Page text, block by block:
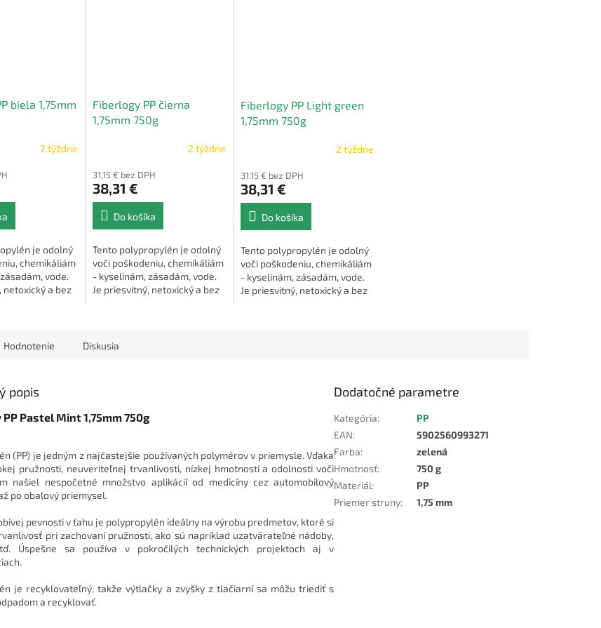
biela 1,75mm
2 týždne
je odolný
chemikáliám
vode.
netoxický a bez
Fiberlogy PP čierna
1,75mm 750g
2 týždne
31,15 € bez DPH
38,31 €
Do košíka
Tento polypropylén je odolný
voči poškodeniu, chemikáliám
- kyselinám, zásadám, vode.
Je priesvitný, netoxický a bez
Fiberlogy PP Light green
1,75mm 750g
2 týždne
31,15 € bez DPH
38,31 €
Do košíka
Tento polypropylén je odolný
voči poškodeniu, chemikáliám
- kyselinám, zásadám, vode.
Je priesvitný, netoxický a bez
Hodnotenie Diskusia
popis
Pastel Mint 1,75mm 750g
(PP) je jedným z najčastejšie používaných polymérov v priemysle. Vďaka
pružnosti, neuveriteľnej trvanlivosti, nízkej hmotnosti a odolnosti voči
našiel nespočetné množstvo aplikácií od medicíny cez automobilový
po obalový priemysel.
pevnosti v ťahu je polypropylén ideálny na výrobu predmetov, ktoré si
pri zachovaní pružnosti, ako sú napríklad uzatvárateľné nádoby,
Úspešne sa používa v pokročilých technických projektoch aj v
je recyklovateľný, takže výtlačky a zvyšky z tlačiarní sa môžu triediť s
a recyklovať.
Dodatočné parametre
Kategória:
PP
EAN:
5902560993271
Farba:
zelená
Hmotnosť:
750 g
Materiál:
PP
Priemer struny: 1,75 mm